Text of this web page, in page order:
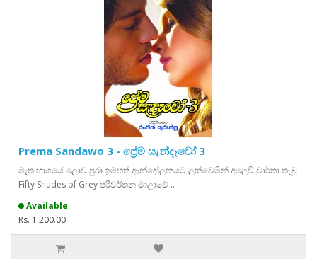
Prema Sandawo 3 - ප්‍රේම සැන්දෑවෝ 3
මෑත භාගයේ ලොව පුරා ඉමහත් ආන්දෝලනයට ලක්වෙමින් අලෙවි වාර්තා තැබූ
Fifty Shades of Grey පරිවර්තන මාලාවේ ..
Available
Rs. 1,200.00